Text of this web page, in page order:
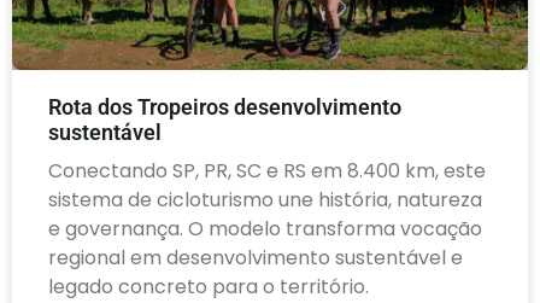
Rota dos Tropeiros desenvolvimento
sustentável
Conectando SP, PR, SC e RS em 8.400 km, este
sistema de cicloturismo une história, natureza
e governança. O modelo transforma vocação
regional em desenvolvimento sustentável e
legado concreto para o território.